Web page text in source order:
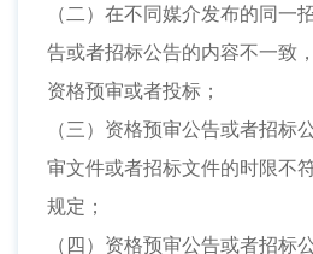
（二）在不同媒介发布的同一
告或者招标公告的内容不一致
资格预审或者投标；
（三）资格预审公告或者招标
审文件或者招标文件的时限不
规定；
（四）资格预审公告或者招标